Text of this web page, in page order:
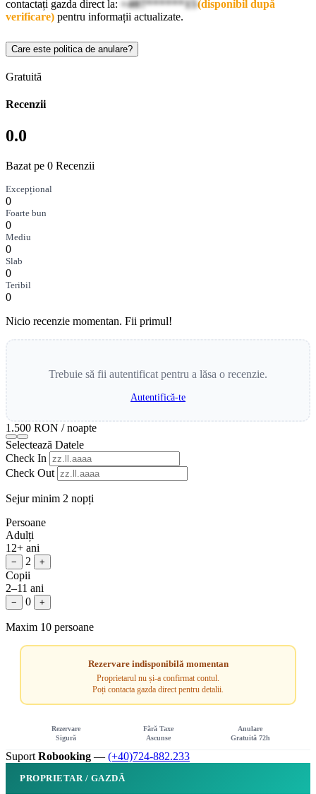
contactați gazda direct la: +407******15 (disponibil după
verificare) pentru informații actualizate.
Care este politica de anulare?
Gratuită
Recenzii
0.0
Bazat pe 0 Recenzii
Excepțional
0
Foarte bun
0
Mediu
0
Slab
0
Teribil
0
Nicio recenzie momentan. Fii primul!
Trebuie să fii autentificat pentru a lăsa o recenzie.
Autentifică-te
1.500 RON / noapte
Selectează Datele
Check In
Check Out
Sejur minim 2 nopți
Persoane
Adulți
12+ ani
− 2 +
Copii
2–11 ani
− 0 +
Maxim 10 persoane
Rezervare indisponibilă momentan
Proprietarul nu și-a confirmat contul.
Poți contacta gazda direct pentru detalii.
Rezervare
Sigură
Fără Taxe
Ascunse
Anulare
Gratuită 72h
Suport Robooking — (+40)724-882.233
PROPRIETAR / GAZDĂ